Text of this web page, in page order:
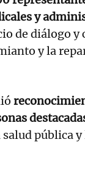
y
de diálogo
y la
pública